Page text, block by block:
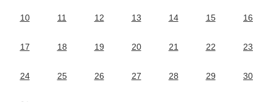
10 11 12 13 14 15 16
17 18 19 20 21 22 23
24 25 26 27 28 29 30